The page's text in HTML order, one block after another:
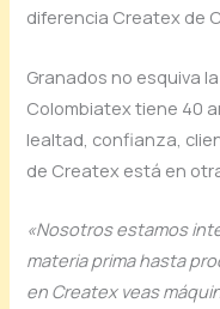
diferencia Createx de
Granados no esquiva
Colombiatex tiene 40
lealtad, confianza,
de Createx está en
«Nosotros estamos
materia prima hasta
en Createx veas